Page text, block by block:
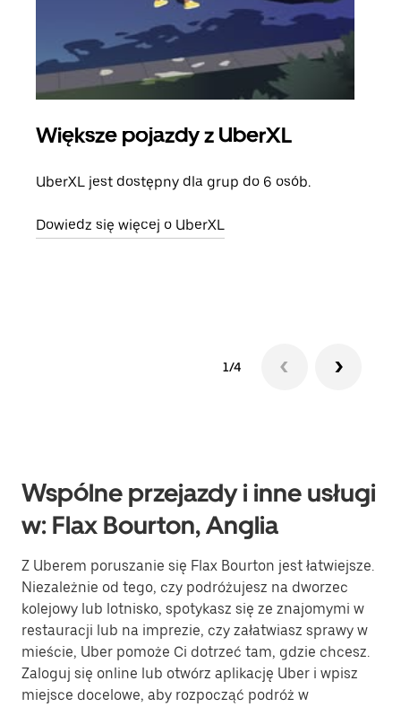
Większe pojazdy z UberXL
UberXL jest dostępny dla grup do 6 osób.
Dowiedz się więcej o UberXL
1/4
Wspólne przejazdy i inne usługi
w: Flax Bourton, Anglia
Z Uberem poruszanie się Flax Bourton jest łatwiejsze.
Niezależnie od tego, czy podróżujesz na dworzec
kolejowy lub lotnisko, spotykasz się ze znajomymi w
restauracji lub na imprezie, czy załatwiasz sprawy w
mieście, Uber pomoże Ci dotrzeć tam, gdzie chcesz.
Zaloguj się online lub otwórz aplikację Uber i wpisz
miejsce docelowe, aby rozpocząć podróż w